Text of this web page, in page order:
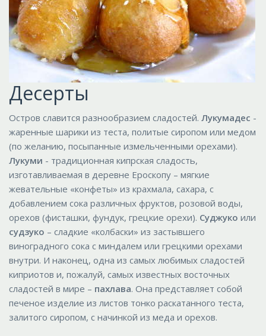
Десерты
Остров славится разнообразием сладостей. Лукумадес -
жаренные шарики из теста, политые сиропом или медом
(по желанию, посыпанные измельченными орехами).
Лукуми - традиционная кипрская сладость,
изготавливаемая в деревне Ероскопу – мягкие
жевательные «конфеты» из крахмала, сахара, с
добавлением сока различных фруктов, розовой воды,
орехов (фисташки, фундук, грецкие орехи). Суджуко или
судзуко – сладкие «колбаски» из застывшего
виноградного сока с миндалем или грецкими орехами
внутри. И наконец, одна из самых любимых сладостей
киприотов и, пожалуй, самых известных восточных
сладостей в мире – пахлава. Она представляет собой
печеное изделие из листов тонко раскатанного теста,
залитого сиропом, с начинкой из меда и орехов.